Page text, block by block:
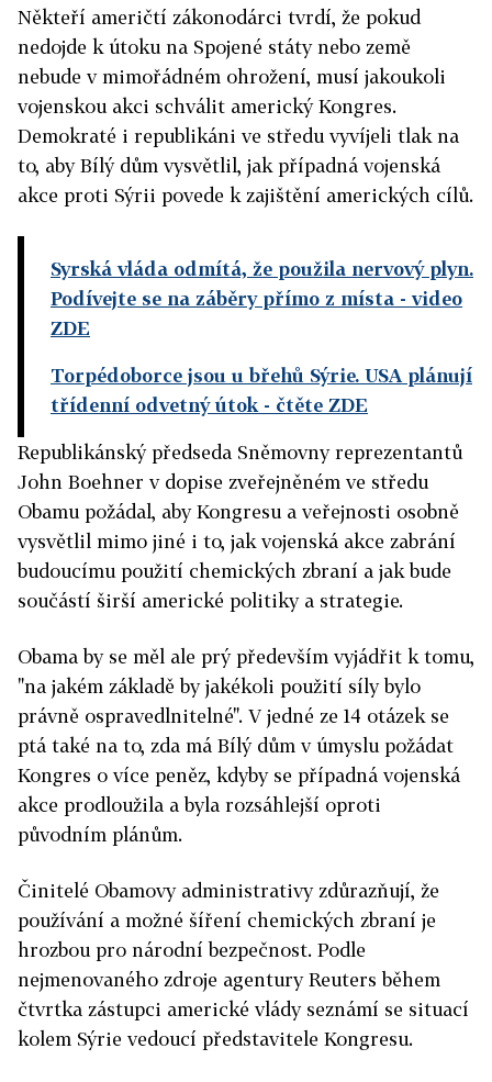
Někteří američtí zákonodárci tvrdí, že pokud
nedojde k útoku na Spojené státy nebo země
nebude v mimořádném ohrožení, musí jakoukoli
vojenskou akci schválit americký Kongres.
Demokraté i republikáni ve středu vyvíjeli tlak na
to, aby Bílý dům vysvětlil, jak případná vojenská
akce proti Sýrii povede k zajištění amerických cílů.
Syrská vláda odmítá, že použila nervový plyn.
Podívejte se na záběry přímo z místa - video
ZDE
Torpédoborce jsou u břehů Sýrie. USA plánují
třídenní odvetný útok - čtěte ZDE
Republikánský předseda Sněmovny reprezentantů
John Boehner v dopise zveřejněném ve středu
Obamu požádal, aby Kongresu a veřejnosti osobně
vysvětlil mimo jiné i to, jak vojenská akce zabrání
budoucímu použití chemických zbraní a jak bude
součástí širší americké politiky a strategie.
Obama by se měl ale prý především vyjádřit k tomu,
"na jakém základě by jakékoli použití síly bylo
právně ospravedlnitelné". V jedné ze 14 otázek se
ptá také na to, zda má Bílý dům v úmyslu požádat
Kongres o více peněz, kdyby se případná vojenská
akce prodloužila a byla rozsáhlejší oproti
původním plánům.
Činitelé Obamovy administrativy zdůrazňují, že
používání a možné šíření chemických zbraní je
hrozbou pro národní bezpečnost. Podle
nejmenovaného zdroje agentury Reuters během
čtvrtka zástupci americké vlády seznámí se situací
kolem Sýrie vedoucí představitele Kongresu.